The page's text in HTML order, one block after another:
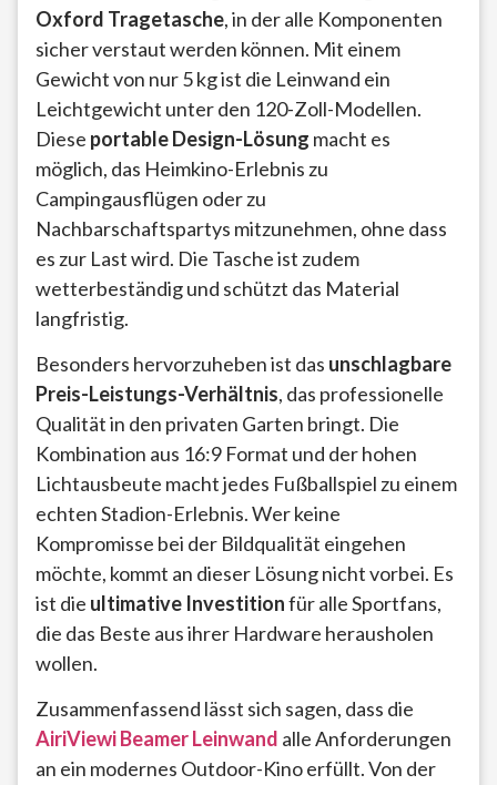
Oxford Tragetasche, in der alle Komponenten
sicher verstaut werden können. Mit einem
Gewicht von nur 5 kg ist die Leinwand ein
Leichtgewicht unter den 120-Zoll-Modellen.
Diese portable Design-Lösung macht es
möglich, das Heimkino-Erlebnis zu
Campingausflügen oder zu
Nachbarschaftspartys mitzunehmen, ohne dass
es zur Last wird. Die Tasche ist zudem
wetterbeständig und schützt das Material
langfristig.
Besonders hervorzuheben ist das unschlagbare
Preis-Leistungs-Verhältnis, das professionelle
Qualität in den privaten Garten bringt. Die
Kombination aus 16:9 Format und der hohen
Lichtausbeute macht jedes Fußballspiel zu einem
echten Stadion-Erlebnis. Wer keine
Kompromisse bei der Bildqualität eingehen
möchte, kommt an dieser Lösung nicht vorbei. Es
ist die ultimative Investitionfür alle Sportfans,
die das Beste aus ihrer Hardware herausholen
wollen.
Zusammenfassend lässt sich sagen, dass die
AiriViewi Beamer Leinwand alle Anforderungen
an ein modernes Outdoor-Kino erfüllt. Von der